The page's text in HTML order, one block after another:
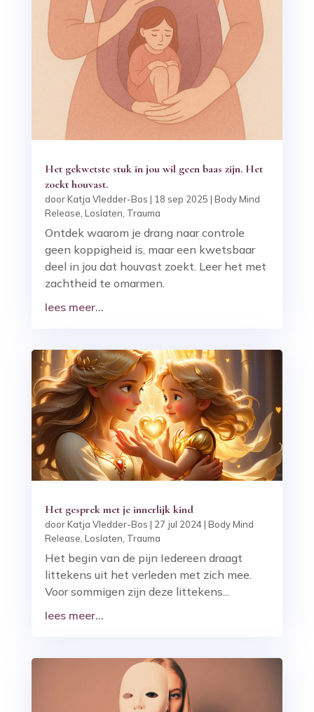
Het gekwetste stuk in jou wil geen baas zijn. Het
zoekt houvast.
doorKatja Vledder-Bos | 18 sep 2025 | Body Mind
Release Loslaten Trauma
Ontdek waarom je drang naar controle
geen koppigheid is, maar een kwetsbaar
deel in jou dat houvast zoekt. Leer het met
zachtheid te omarmen.
lees meer...
Het gesprek met je innerlijk kind
doorKatja Vledder-Bos | 27 jul 2024| Body Mind
Release Loslaten Trauma
Het begin van de pijn Iedereen draagt
littekens uit het verleden met zich mee.
Voor sommigen zijn deze littekens...
lees meer...